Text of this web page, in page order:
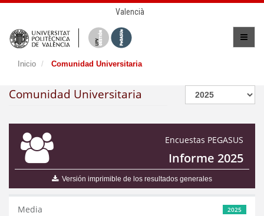
Valencià
Inicio Comunidad Universitaria
Comunidad Universitaria
Encuestas PEGASUS
Informe 2025
Versión imprimible de los resultados generales
2025
Media